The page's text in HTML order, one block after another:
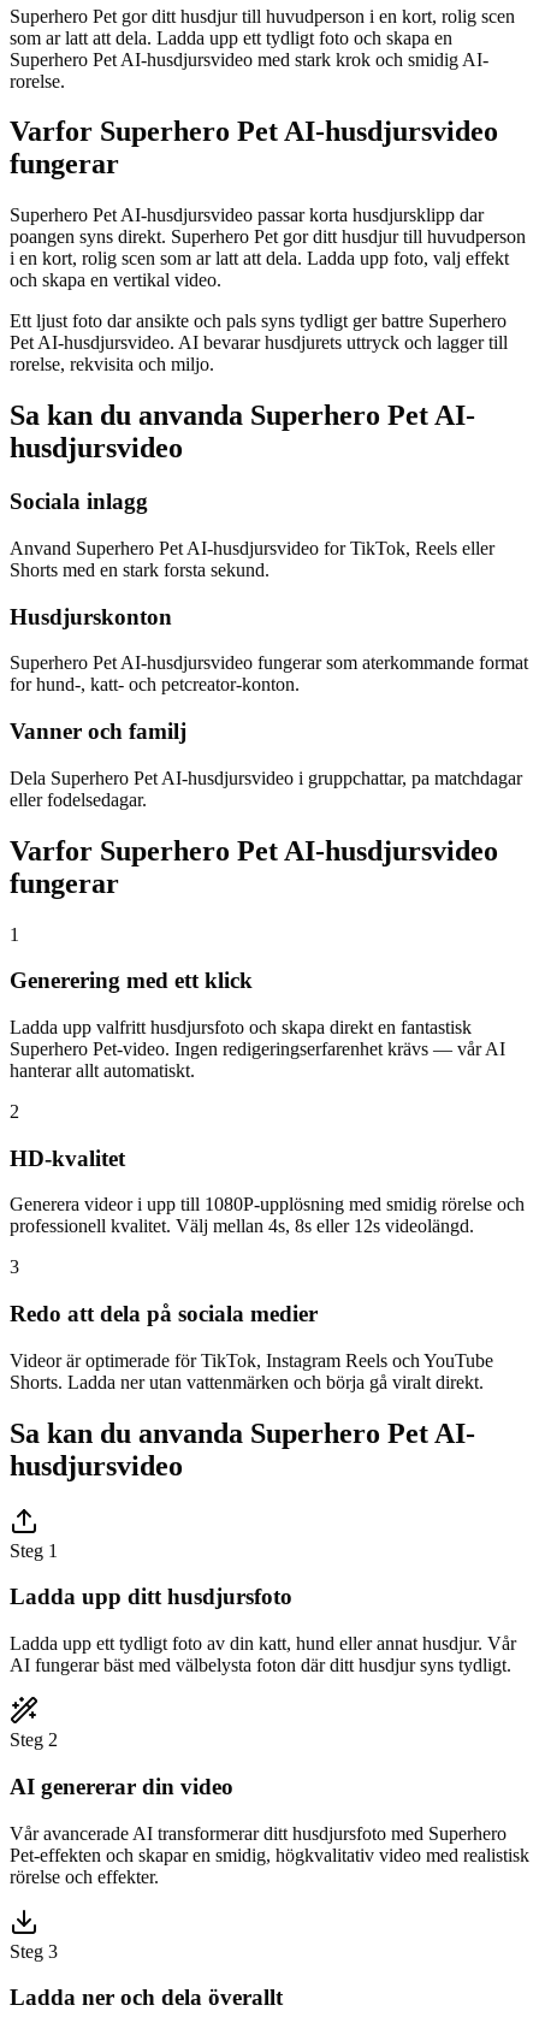
Superhero Pet gor ditt husdjur till huvudperson i en kort, rolig scen
som ar latt att dela. Ladda upp ett tydligt foto och skapa en
Superhero Pet AI-husdjursvideo med stark krok och smidig AI-
rorelse.
Varfor Superhero Pet AI-husdjursvideo
fungerar
Superhero Pet AI-husdjursvideo passar korta husdjursklipp dar
poangen syns direkt. Superhero Pet gor ditt husdjur till huvudperson
i en kort, rolig scen som ar latt att dela. Ladda upp foto, valj effekt
och skapa en vertikal video.
Ett ljust foto dar ansikte och pals syns tydligt ger battre Superhero
Pet AI-husdjursvideo. AI bevarar husdjurets uttryck och lagger till
rorelse, rekvisita och miljo.
Sa kan du anvanda Superhero Pet AI-
husdjursvideo
Sociala inlagg
Anvand Superhero Pet AI-husdjursvideo for TikTok, Reels eller
Shorts med en stark forsta sekund.
Husdjurskonton
Superhero Pet AI-husdjursvideo fungerar som aterkommande format
for hund-, katt- och petcreator-konton.
Vanner och familj
Dela Superhero Pet AI-husdjursvideo i gruppchattar, pa matchdagar
eller fodelsedagar.
Varfor Superhero Pet AI-husdjursvideo
fungerar
1
Generering med ett klick
Ladda upp valfritt husdjursfoto och skapa direkt en fantastisk
Superhero Pet-video. Ingen redigeringserfarenhet krävs — vår AI
hanterar allt automatiskt.
2
HD-kvalitet
Generera videor i upp till 1080P-upplösning med smidig rörelse och
professionell kvalitet. Välj mellan 4s, 8s eller 12s videolängd.
3
Redo att dela på sociala medier
Videor är optimerade för TikTok, Instagram Reels och YouTube
Shorts. Ladda ner utan vattenmärken och börja gå viralt direkt.
Sa kan du anvanda Superhero Pet AI-
husdjursvideo
Steg 1
Ladda upp ditt husdjursfoto
Ladda upp ett tydligt foto av din katt, hund eller annat husdjur. Vår
AI fungerar bäst med välbelysta foton där ditt husdjur syns tydligt.
Steg 2
AI genererar din video
Vår avancerade AI transformerar ditt husdjursfoto med Superhero
Pet-effekten och skapar en smidig, högkvalitativ video med realistisk
rörelse och effekter.
Steg 3
Ladda ner och dela överallt